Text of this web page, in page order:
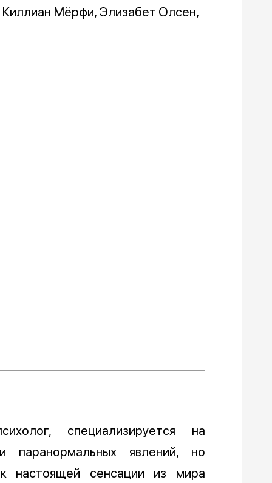
Мёрфи, Элизабет Олсен,
специализируется на
паранормальных явлений, но
сенсации из мира